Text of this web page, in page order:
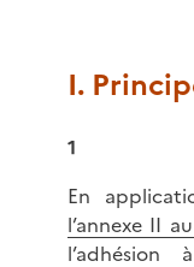
I.
1
En
l’annexe II
l’adhésion